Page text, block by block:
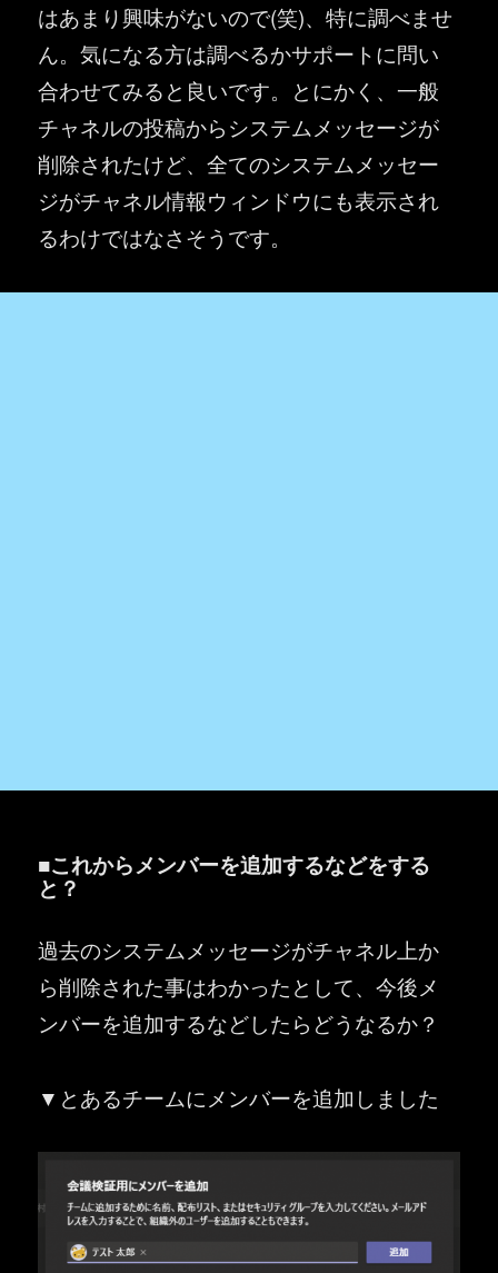
はあまり興味がないので(笑)、特に調べませ
ん。気になる方は調べるかサポートに問い
合わせてみると良いです。とにかく、一般
チャネルの投稿からシステムメッセージが
削除されたけど、全てのシステムメッセー
ジがチャネル情報ウィンドウにも表示され
るわけではなさそうです。
■これからメンバーを追加するなどをする
と？
過去のシステムメッセージがチャネル上か
ら削除された事はわかったとして、今後メ
ンバーを追加するなどしたらどうなるか？
▼とあるチームにメンバーを追加しました